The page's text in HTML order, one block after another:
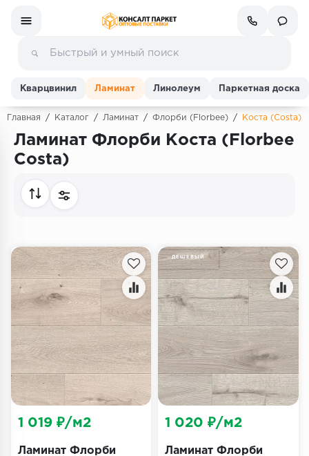
Линолеум
Инженерная доска
Паркетная доска
Террасная доска
Пробковое покрытие
Ковровая плитка
Подложка
Кварцвинил Ламинат Линолеум Паркетная доска
Главная / Каталог / Ламинат / Флорби (Florbee) / Коста (Costa)
Ламинат Флорби Коста (Florbee
Costa)
Ламинат Флорби
1 019 ₽/м2
ДЕШЕВЫЙ
Ламинат Флорби
1 020 ₽/м2